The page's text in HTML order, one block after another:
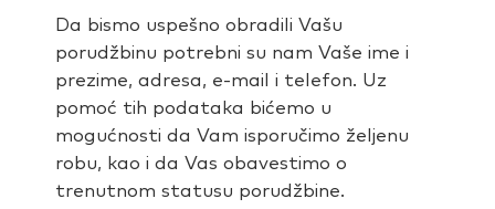
Da bismo uspešno obradili Vašu
porudžbinu potrebni su nam Vaše ime i
prezime, adresa, e-mail i telefon. Uz
pomoć tih podataka bićemo u
mogućnosti da Vam isporučimo željenu
robu, kao i da Vas obavestimo o
trenutnom statusu porudžbine.